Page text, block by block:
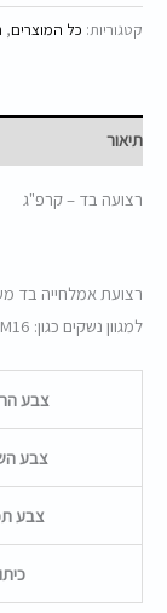
קטגוריות: כל המוצרים,
תיאור
רצועה בד – קרפ"ג
רצועת אמלחייה בד
למגוון נשקים כגון: M4, M16, תבור, מיקרו תבור
צבע
צבע
צבע